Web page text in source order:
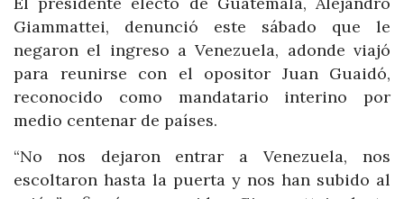
Giammattei, denunció este sábado que le
negaron el ingreso a Venezuela, adonde viajó
para reunirse con el opositor Juan Guaidó,
reconocido como mandatario interino por
medio centenar de países.
“No nos dejaron entrar a Venezuela, nos
escoltaron hasta la puerta y nos han subido al